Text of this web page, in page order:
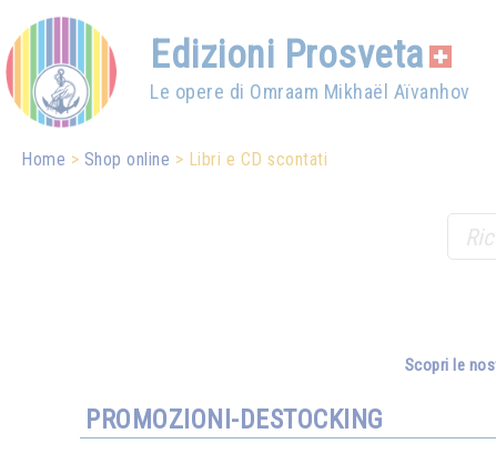
Edizioni Prosveta
Le opere di Omraam Mikhaël Aïvanhov
Home Shop online Libri e CD scontati
Scopri le
PROMOZIONI-DESTOCKING